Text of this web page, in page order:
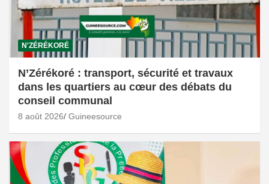
N'ZÉRÉKORÉ
N’Zérékoré : transport, sécurité et travaux
dans les quartiers au cœur des débats du
conseil communal
8 août 2026 Guineesource